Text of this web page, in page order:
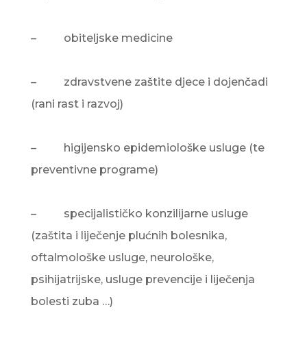
– obiteljske medicine
– zdravstvene zaštite djece i dojenčadi
(rani rast i razvoj)
– higijensko epidemiološke usluge (te
preventivne programe)
– specijalističko konzilijarne usluge
(zaštita i liječenje plućnih bolesnika,
oftalmološke usluge, neurološke,
psihijatrijske, usluge prevencije i liječenja
bolesti zuba …)